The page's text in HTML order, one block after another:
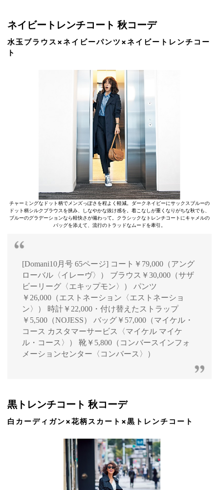
ネイビートレンチコート 秋コーデ
水玉ブラウス×ネイビーパンツ×ネイビートレンチコー
ト
チャーミングなドット柄でメンズっぽさを程よく軽減。ダークネイビーにサックスブルーの
ドット柄シルクブラウスを挟み、しなやかな抜け感を。着こなしが重くなりがちな秋でも、
ブルーのグラデーションなら軽快さが備わって。クラシックなトレンチコートにキャメルの
バッグを添えて、流行のトラッドなムードを牽引。
[Domani10月号 65ページ] コート￥79,000（アング
ローバル〈イレーヴ〉） ブラウス￥30,000（サザ
ビーリーグ〈エキップモン〉） パンツ
￥26,000（エストネーション〈エストネーショ
ン〉） 時計￥22,000・付け替えたストラップ
￥5,500（NOJESS） バッグ￥57,000（マイケル・
コース カスタマーサービス〈マイケル マイケ
ル・コース〉） 靴￥5,800（コンバースインフォ
メーションセンター〈コンバース〉）
黒トレンチコート 秋コーデ
白カーディガン×花柄スカート×黒トレンチコート